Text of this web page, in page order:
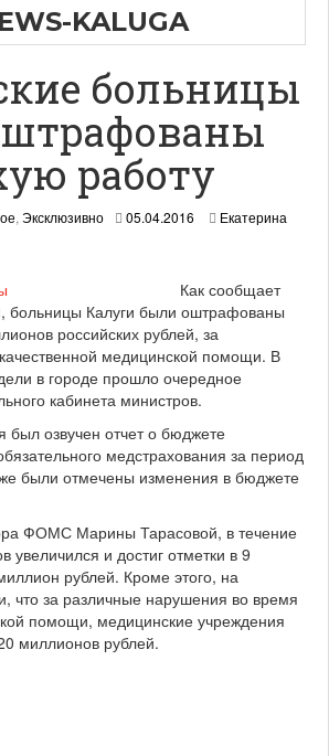
KALUGA
больницы
работу
, Эксклюзивно 05.04.2016
Екатерина
Как сообщает
больницы Калуги были оштрафованы
российских рублей, за
медицинской помощи. В
в городе прошло очередное
кабинета министров.
был озвучен отчет о бюджете
медстрахования за период
были отмечены изменения в бюджете
ФОМС Марины Тарасовой, в течение
увеличился и достиг отметки в 9
рублей. Кроме этого, на
что за различные нарушения во время
помощи, медицинские учреждения
миллионов рублей.